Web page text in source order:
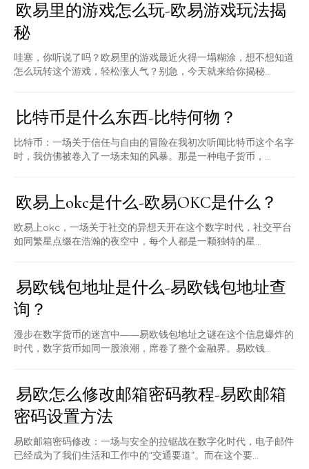
欧易里的游戏怎么玩-欧易游戏玩法揭
秘
哇塞，你听说了吗？欧易里的游戏最近火得一塌糊涂，想不想知道
怎么玩转这个游戏，轻松涨人气？别急，今天就来给你揭秘...
比特币是什么东西-比特何物？
比特币：一场关于信任与自由的冒险在我初次听闻比特币这个名字
时，我仿佛被卷入了一场未知的风暴。那是一种电子货币，...
欧易上okc是什么-欧易OKC是什么？
欧易上okc，一场关于社交的异想天开在这个数字时代，社交平台
如同繁星点缀在浩瀚的夜空中，每个人都是一颗独特的星...
易欧钱包地址是什么-易欧钱包地址查
询？
漫步在数字货币的迷宫中——易欧钱包地址之谜在这个信息爆炸的
时代，数字货币如同一股浪潮，席卷了整个金融界。易欧钱...
易欧怎么修改邮箱密码教程-易欧邮箱
密码设置方法
易欧邮箱密码修改：一场与安全的拉锯战在数字化时代，电子邮件
已经成为了我们生活和工作中的“交通要道”。而在这个要...